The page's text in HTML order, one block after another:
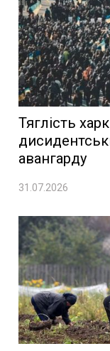
Тяглість
авангарду
31.07.2026